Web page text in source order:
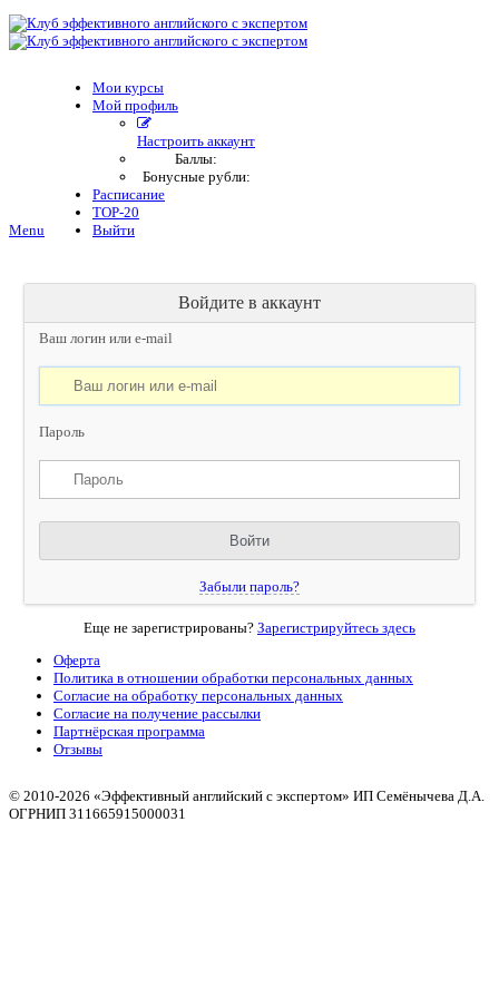
Menu
Мои курсы
Мой профиль
Настроить аккаунт
Баллы:
Бонусные рубли:
Расписание
TOP-20
Выйти
Войдите в аккаунт
Ваш логин или e-mail
Пароль
Забыли пароль?
Еще не зарегистрированы? Зарегистрируйтесь здесь
Оферта
Политика в отношении обработки персональных данных
Согласие на обработку персональных данных
Согласие на получение рассылки
Партнёрская программа
Отзывы
© 2010-2026 «Эффективный английский с экспертом» ИП Семёнычева Д.А.
ОГРНИП 311665915000031